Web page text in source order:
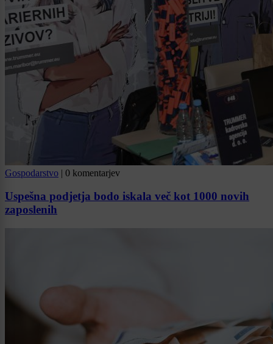
Gospodarstvo | 0 komentarjev
Uspešna podjetja bodo iskala več kot 1000 novih
zaposlenih